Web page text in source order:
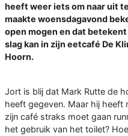
heeft weer iets om naar uit
maakte woensdagavond
open mogen en dat
slag kan in zijn eetcafé De
Hoorn.
Jort is blij dat Mark Rutte de
heeft gegeven. Maar hij heeft
zijn café straks moet gaan
het gebruik van het toilet?